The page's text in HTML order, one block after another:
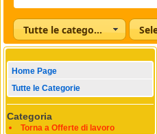
Tutte le categorie
Home Page
Tutte le Categorie
Categoria
Torna a Offerte di lavoro